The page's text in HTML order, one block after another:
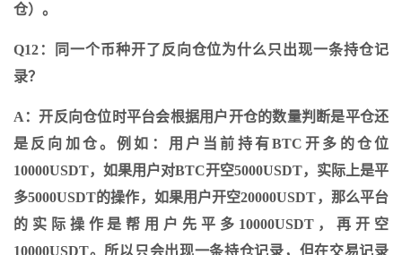
仓）。
Q12：同一个币种开了反向仓位为什么只出现一条持仓记
录？
A：开反向仓位时平台会根据用户开仓的数量判断是平仓还
是反向加仓。例如：用户当前持有BTC开多的仓位
10000USDT，如果用户对BTC开空5000USDT，实际上是平
多5000USDT的操作，如果用户开空20000USDT，那么平台
的实际操作是帮用户先平多10000USDT，再开空
10000USDT。所以只会出现一条持仓记录，但在交易记录